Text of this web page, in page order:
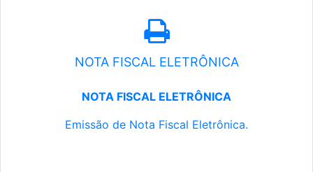
NOTA FISCAL ELETRÔNICA
NOTA FISCAL ELETRÔNICA
Emissão de Nota Fiscal Eletrônica.